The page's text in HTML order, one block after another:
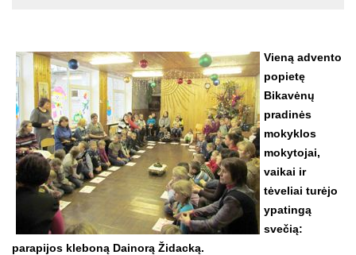
Vieną advento
popietę
Bikavėnų
pradinės
mokyklos
mokytojai,
vaikai ir
tėveliai turėjo
ypatingą
svečią:
parapijos kleboną Dainorą Židacką.